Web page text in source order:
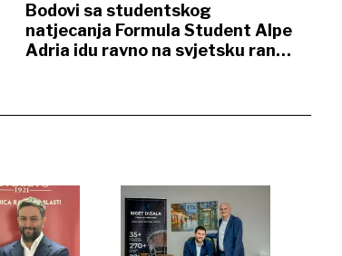
Bodovi sa studentskog
natjecanja Formula Student Alpe
Adria idu ravno na svjetsku rang